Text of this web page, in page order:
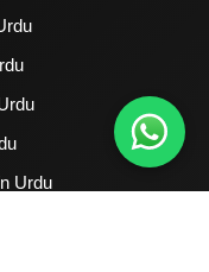
Urdu